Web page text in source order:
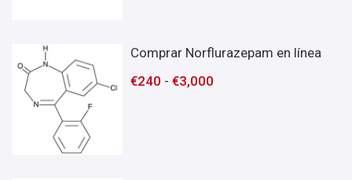
Comprar Norflurazepam en línea
€240 -€3,000